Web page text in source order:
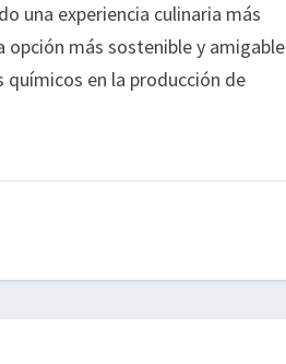
una experiencia culinaria más
más sostenible y amigable
en la producción de